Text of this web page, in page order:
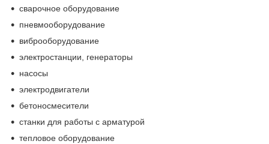
сварочное оборудование
пневмооборудование
виброоборудование
электростанции, генераторы
насосы
электродвигатели
бетоносмесители
станки для работы с арматурой
тепловое оборудование